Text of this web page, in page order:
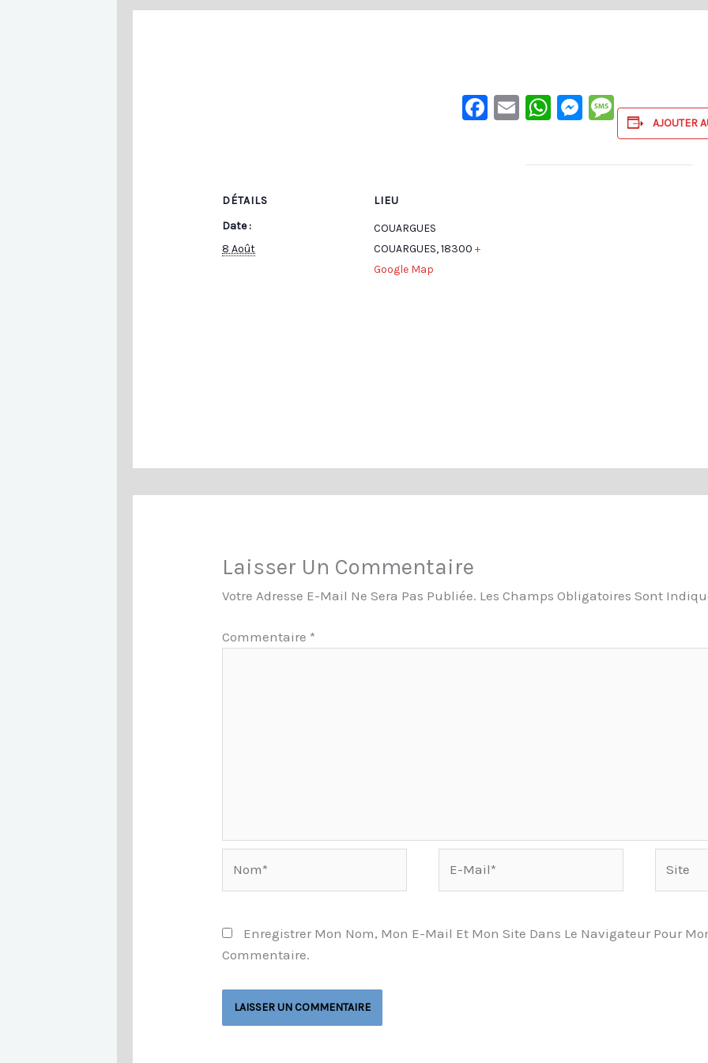
Facebook
EmailWhatsApp
AJOUTER
DÉTAILS
Date :
8 Août
LIEU
COUARGUES
COUARGUES,18300 +
Google Map
Laisser Un Commentaire
Votre Adresse E-Mail Ne Sera Pas Publiée. Les Champs Obligatoires Sont
Commentaire *
Mail*
Enregistrer Mon Nom, Mon E-Mail Et Mon Site Dans Le Navigateur Pour
Commentaire.